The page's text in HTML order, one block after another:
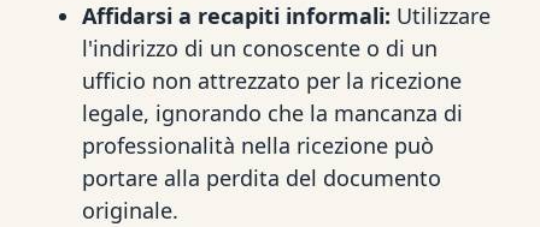
Affidarsi a recapiti informali: Utilizzare
l'indirizzo di un conoscente o di un
ufficio non attrezzato per la ricezione
legale, ignorando che la mancanza di
professionalità nella ricezione può
portare alla perdita del documento
originale.